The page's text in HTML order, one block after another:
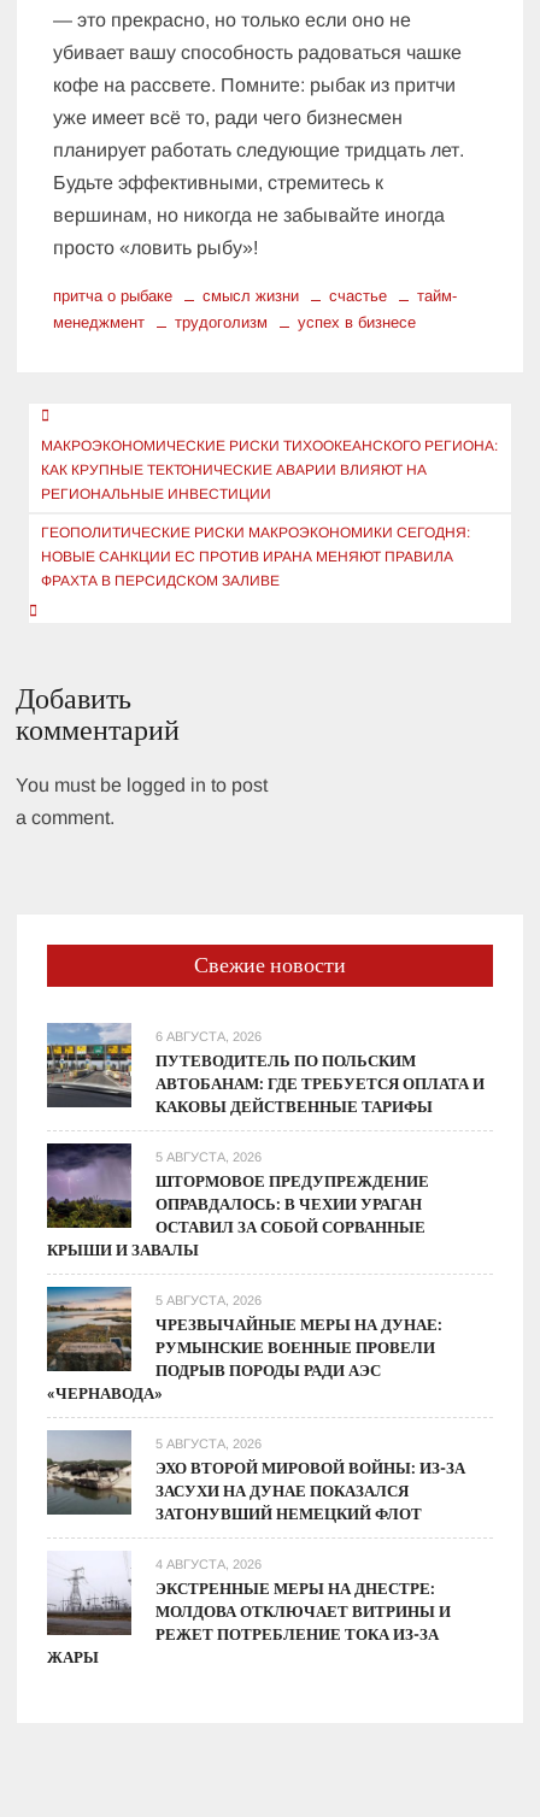
— это прекрасно, но только если оно не
убивает вашу способность радоваться чашке
кофе на рассвете. Помните: рыбак из притчи
уже имеет всё то, ради чего бизнесмен
планирует работать следующие тридцать лет.
Будьте эффективными, стремитесь к
вершинам, но никогда не забывайте иногда
просто «ловить рыбу»!
притча о рыбаке смысл жизни счастье
тайм-
менеджмент
трудоголизм успех в бизнесе
Навигация
по
записям
МАКРОЭКОНОМИЧЕСКИЕ РИСКИ ТИХООКЕАНСКОГО РЕГИОНА:
КАК КРУПНЫЕ ТЕКТОНИЧЕСКИЕ АВАРИИ ВЛИЯЮТ НА
РЕГИОНАЛЬНЫЕ ИНВЕСТИЦИИ
ГЕОПОЛИТИЧЕСКИЕ РИСКИ МАКРОЭКОНОМИКИ СЕГОДНЯ:
НОВЫЕ САНКЦИИ ЕС ПРОТИВ ИРАНА МЕНЯЮТ ПРАВИЛА
ФРАХТА В ПЕРСИДСКОМ ЗАЛИВЕ
Добавить
комментарий
You must be logged in to post
a comment.
Свежие новости
6 АВГУСТА, 2026
ПУТЕВОДИТЕЛЬ ПО ПОЛЬСКИМ
АВТОБАНАМ: ГДЕ ТРЕБУЕТСЯ ОПЛАТА И
КАКОВЫ ДЕЙСТВЕННЫЕ ТАРИФЫ
5 АВГУСТА, 2026
ШТОРМОВОЕ ПРЕДУПРЕЖДЕНИЕ
ОПРАВДАЛОСЬ: В ЧЕХИИ УРАГАН
ОСТАВИЛ ЗА СОБОЙ СОРВАННЫЕ
КРЫШИ И ЗАВАЛЫ
5 АВГУСТА, 2026
ЧРЕЗВЫЧАЙНЫЕ МЕРЫ НА ДУНАЕ:
РУМЫНСКИЕ ВОЕННЫЕ ПРОВЕЛИ
ПОДРЫВ ПОРОДЫ РАДИ АЭС
«ЧЕРНАВОДА»
5 АВГУСТА, 2026
ЭХО ВТОРОЙ МИРОВОЙ ВОЙНЫ: ИЗ-ЗА
ЗАСУХИ НА ДУНАЕ ПОКАЗАЛСЯ
ЗАТОНУВШИЙ НЕМЕЦКИЙ ФЛОТ
4 АВГУСТА, 2026
ЭКСТРЕННЫЕ МЕРЫ НА ДНЕСТРЕ:
МОЛДОВА ОТКЛЮЧАЕТ ВИТРИНЫ И
РЕЖЕТ ПОТРЕБЛЕНИЕ ТОКА ИЗ-ЗА
ЖАРЫ